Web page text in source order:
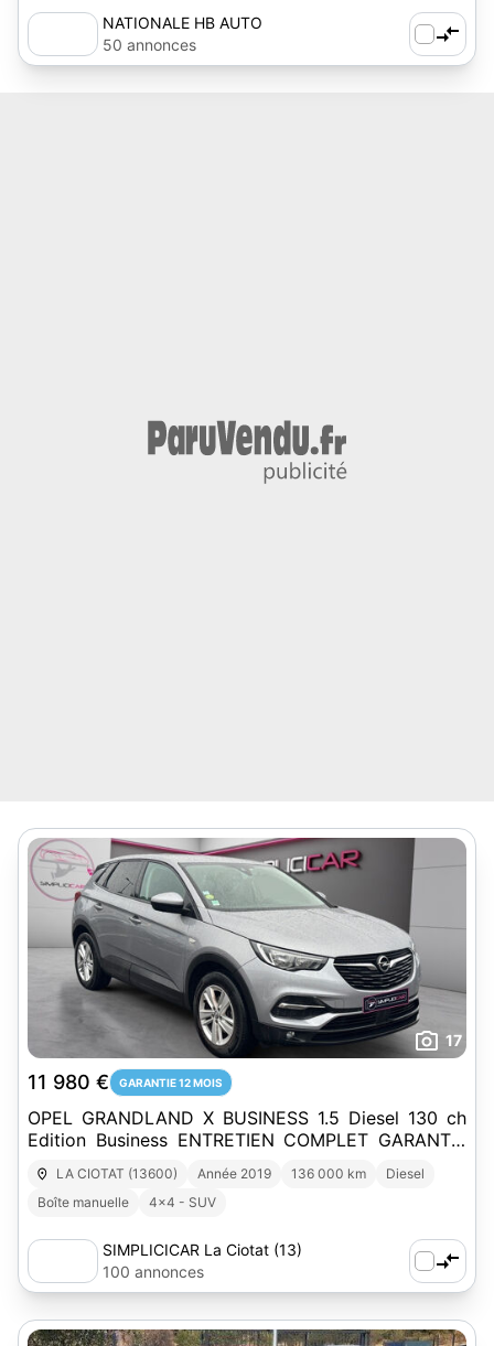
NATIONALE HB AUTO
50 annonces
17
11 980 € GARANTIE 12 MOIS
OPEL GRANDLAND X BUSINESS 1.5 Diesel 130 ch
Edition Business ENTRETIEN COMPLET GARANTIE
12 MOIS
LA CIOTAT (13600) Année 2019 136 000 km
Diesel
Boîte manuelle
4x4 - SUV
SIMPLICICAR La Ciotat (13)
100 annonces